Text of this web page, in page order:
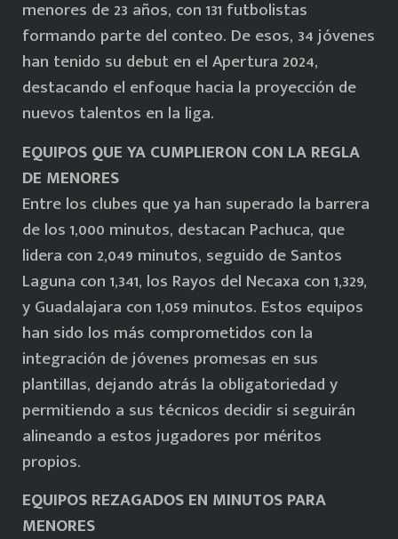
menores de 23 años, con 131 futbolistas
formando parte del conteo. De esos, 34 jóvenes
han tenido su debut en el Apertura 2024,
destacando el enfoque hacia la proyección de
nuevos talentos en la liga.
EQUIPOS QUE YA CUMPLIERON CON LA REGLA
DE MENORES
Entre los clubes que ya han superado la barrera
de los 1,000 minutos, destacan Pachuca, que
lidera con 2,049 minutos, seguido de Santos
Laguna con 1,341, los Rayos del Necaxa con 1,329,
y Guadalajara con 1,059 minutos. Estos equipos
han sido los más comprometidos con la
integración de jóvenes promesas en sus
plantillas, dejando atrás la obligatoriedad y
permitiendo a sus técnicos decidir si seguirán
alineando a estos jugadores por méritos
propios.
EQUIPOS REZAGADOS EN MINUTOS PARA
MENORES